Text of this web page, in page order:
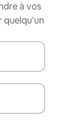
à vos
quelqu'un